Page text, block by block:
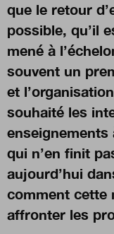
Nous suivre
que le retour
possible, qu’il
mené à
souvent un
et
souhaité les
qui n’en finit
aujourd’hui
comment cette
affronter les